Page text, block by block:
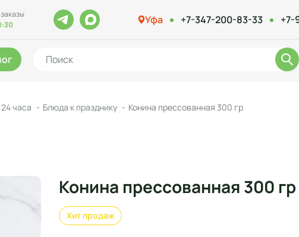
Уфа +7-347-200-83-33 +7-
часа Блюда к празднику Конина прессованная 300 гр
Конина прессованная 300 гр
Хит продаж